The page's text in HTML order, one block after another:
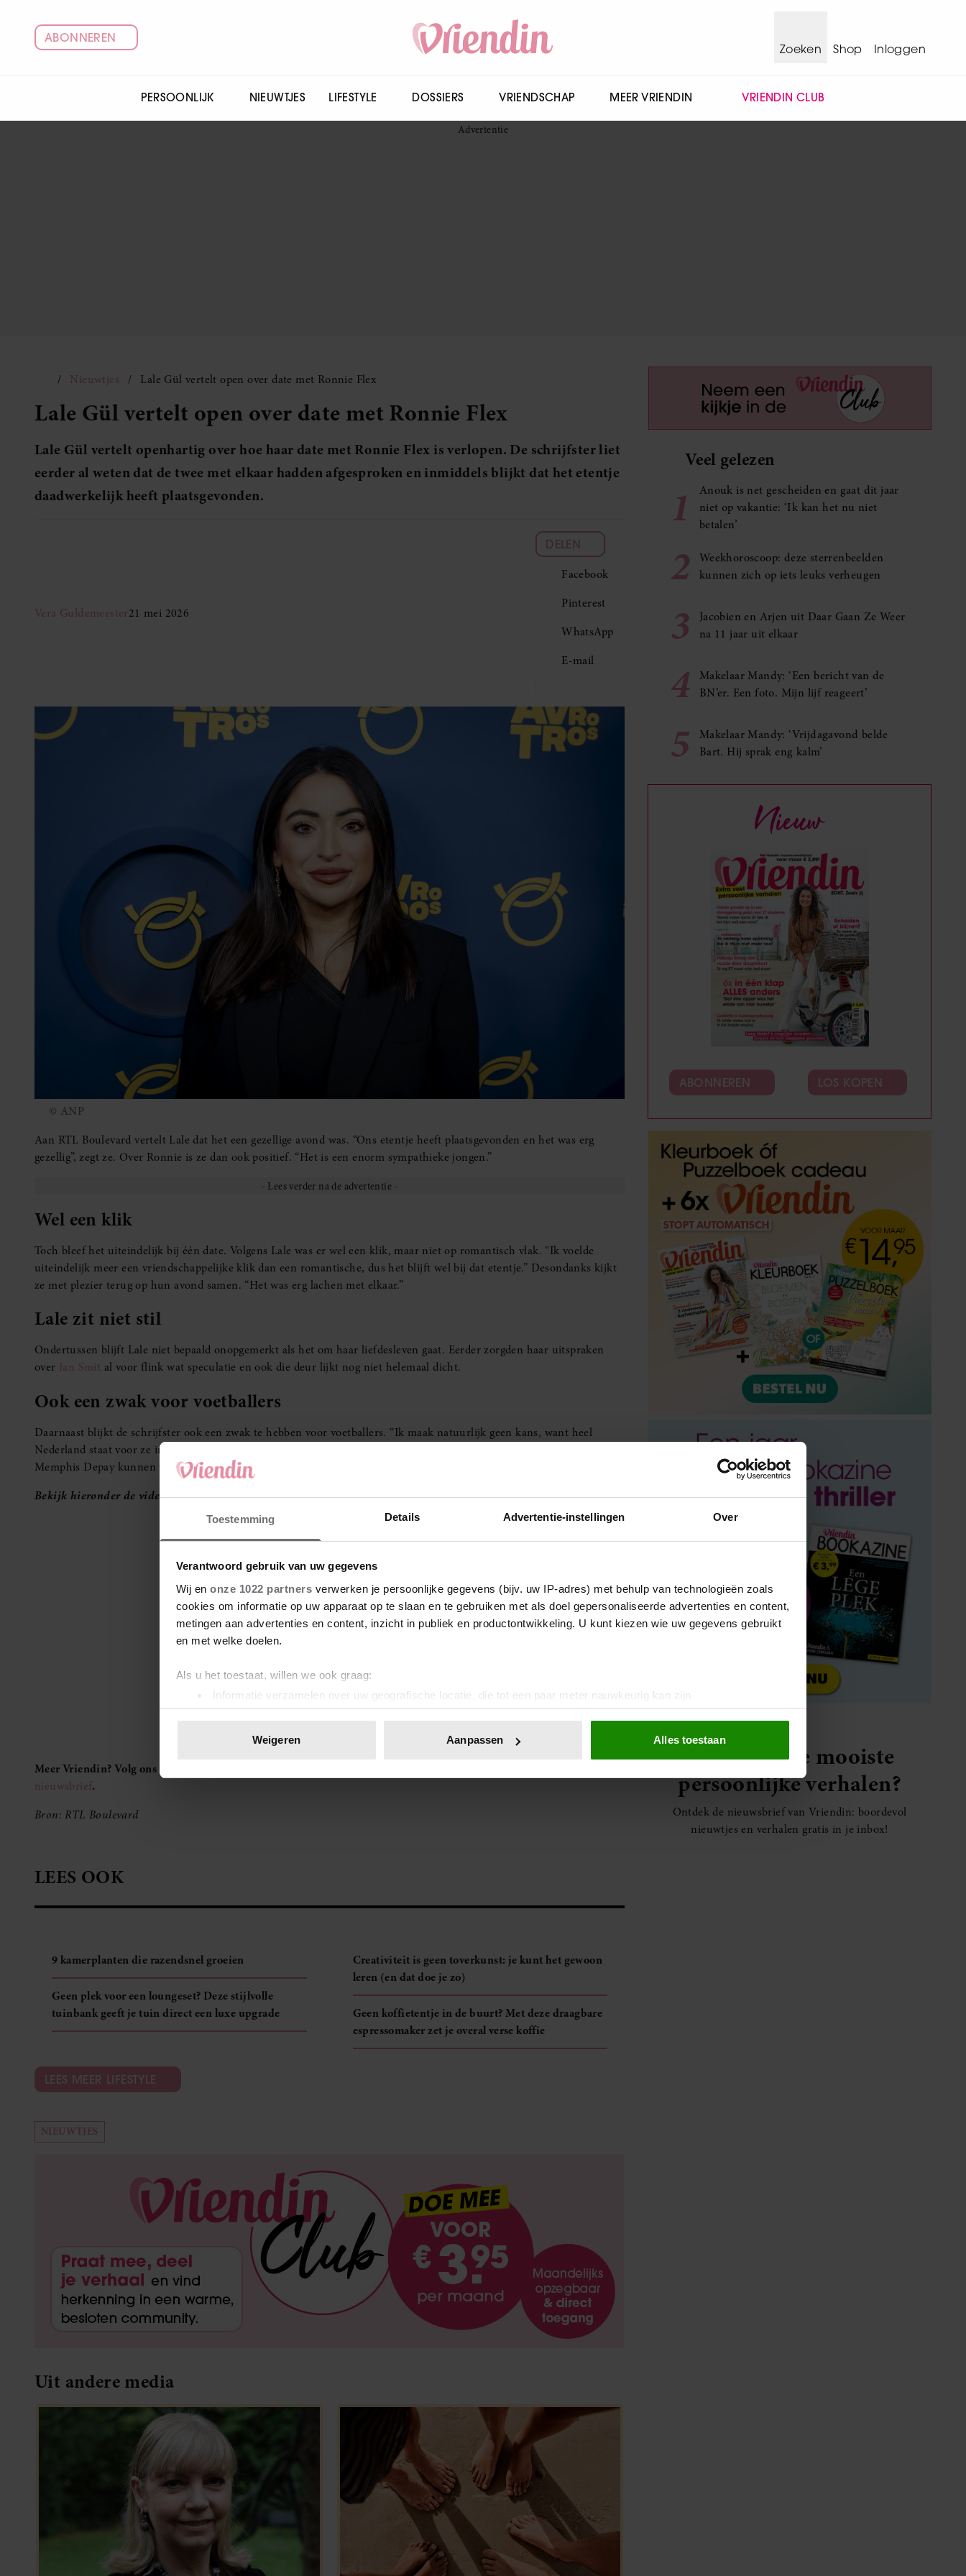
Toestemming Details Advertentie-instellingen Over
Verantwoord gebruik van uw gegevens
Wij en onze 1022 partners verwerken je persoonlijke gegevens (bijv. uw IP-adres) met behulp van technologieën zoals
cookies om informatie op uw apparaat op te slaan en te gebruiken met als doel gepersonaliseerde advertenties en content,
metingen aan advertenties en content, inzicht in publiek en productontwikkeling. U kunt kiezen wie uw gegevens gebruikt
en met welke doelen.
Als u het toestaat, willen we ook graag:
Informatie verzamelen over uw geografische locatie, die tot een paar meter nauwkeurig kan zijn
Uw apparaat identificeren door het actief te scannen op specifieke eigenschappen (fingerprinting)
toestemming op elk moment wijzigen of intrekken in de Cookieverklaring.
We gebruiken cookies om content en advertenties te personaliseren, om functies voor social media te bieden en om ons
websiteverkeer te analyseren. Ook delen we informatie over uw gebruik van onze site met onze partners voor social
media, adverteren en analyse. Deze partners kunnen deze gegevens combineren met andere informatie die u aan ze heeft
verstrekt of die ze hebben verzameld op basis van uw gebruik van hun services. U gaat akkoord met onze cookies als u
Weigeren Aanpassen Alles toestaan
ABONNEREN
Zoeken
Shop Inloggen
PERSOONLIJK NIEUWTJES LIFESTYLE DOSSIERS VRIENDSCHAP MEER VRIENDIN VRIENDIN CLUB
Nieuwtjes Lale Gül vertelt open over date met Ronnie Flex
Lale Gül vertelt open over date met Ronnie Flex
Lale Gül vertelt openhartig over hoe haar date met Ronnie Flex is verlopen. De schrijfster liet
eerder al weten dat de twee met elkaar hadden afgesproken en inmiddels blijkt dat het etentje
daadwerkelijk heeft plaatsgevonden.
Vera Guldemeester21 mei 2026
DELEN
Facebook
Pinterest
WhatsApp
E-mail
© ANP
Aan RTL Boulevard vertelt Lale dat het een gezellige avond was. “Ons etentje heeft plaatsgevonden en het was erg
gezellig”, zegt ze. Over Ronnie is ze dan ook positief. “Het is een enorm sympathieke jongen.”
Wel een klik
Toch bleef het uiteindelijk bij één date. Volgens Lale was er wel een klik, maar niet op romantisch vlak. “Ik voelde
uiteindelijk meer een vriendschappelijke klik dan een romantische, dus het blijft wel bij dat etentje.” Desondanks kijkt
ze met plezier terug op hun avond samen. “Het was erg lachen met elkaar.”
Lale zit niet stil
Ondertussen blijft Lale niet bepaald onopgemerkt als het om haar liefdesleven gaat. Eerder zorgden haar uitspraken
over Jan Smit al voor flink wat speculatie en ook die deur lijkt nog niet helemaal dicht.
Ook een zwak voor voetballers
Daarnaast blijkt de schrijfster ook een zwak te hebben voor voetballers. “Ik maak natuurlijk geen kans, want heel
Nederland staat voor ze in de rij, maar ik vind Virgil van Dijk wel echt hot.” Ook Denzel Dumfries, Xavi Simons en
Memphis Depay kunnen volgens Lale op haar goedkeuring rekenen. “Zij zijn ook allemaal erg leuk om te zien.”
Bekijk hieronder de video waarin Lale over haar date met Ronnie Flex spreekt:
Meer Vriendin? Volg ons op
nieuwsbrief.
Bron: RTL Boulevard
LEES OOK
9 kamerplanten die razendsnel groeien
Geen plek voor een loungeset? Deze stijlvolle
tuinbank geeft je tuin direct een luxe upgrade
Creativiteit is geen toverkunst: je kunt het gewoon
leren (en dat doe je zo)
Geen koffietentje in de buurt? Met deze draagbare
espressomaker zet je overal verse koffie
LEES MEER LIFESTYLE
NIEUWTJES
Uit andere media
Veel gelezen
1
Anouk is net gescheiden en gaat dit jaar
niet op vakantie: ‘Ik kan het nu niet
betalen’
2
Weekhoroscoop: deze sterrenbeelden
kunnen zich op iets leuks verheugen
3
Jacobien en Arjen uit Daar Gaan Ze Weer
na 11 jaar uit elkaar
4
Makelaar Mandy: ‘Een bericht van de
BN’er. Een foto. Mijn lijf reageert’
5
Makelaar Mandy: ‘Vrijdagavond belde
Bart. Hij sprak eng kalm’
Nieuw
ABONNEREN LOS KOPEN
Elke week de mooiste
persoonlijke verhalen?
Ontdek de nieuwsbrief van Vriendin: boordevol
nieuwtjes en verhalen gratis in je inbox!